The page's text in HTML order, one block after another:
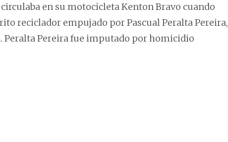
circulaba en su motocicleta Kenton Bravo cuando
reciclador empujado por Pascual Peralta Pereira,
Peralta Pereira fue imputado por homicidio